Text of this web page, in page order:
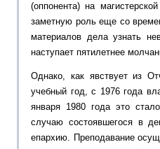
(оппонента) на
заметную роль еще со
материалов дела узнать
наступает пятилетнее
Однако, как явствует из
учебный год, с 1976 года
января 1980 года это
случаю состоявшегося в
епархию. Преподавание